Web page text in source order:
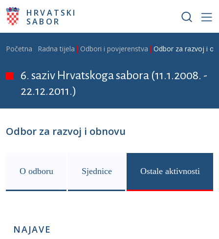
Skoči na glavni sadržaj
HRVATSKI
SABOR
Breadcrumb
Početna Radna tijela Odbori i povjerenstva Odbor za razvoj i
6. saziv Hrvatskoga sabora (11.1.2008. -
22.12.2011.)
Odbor za razvoj i obnovu
O odboru Sjednice Ostale aktivnosti
NAJAVE